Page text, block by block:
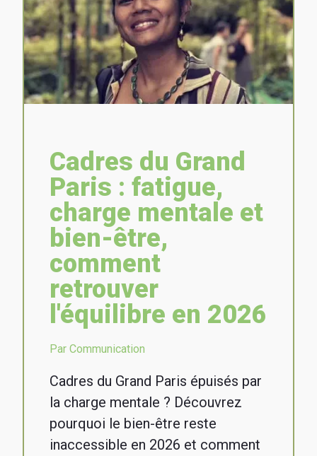
Cadres du Grand
Paris : fatigue,
charge mentale et
bien-être,
comment
retrouver
l'équilibre en 2026
Par Communication
Cadres du Grand Paris épuisés par
la charge mentale ? Découvrez
pourquoi le bien-être reste
inaccessible en 2026 et comment